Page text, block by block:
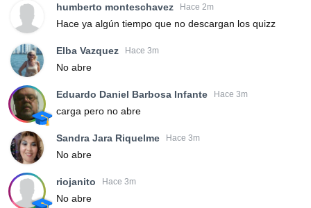
humberto monteschavez Hace 2m
Hace ya algún tiempo que no descargan los quizz
Elba Vazquez Hace 3m
No abre
Eduardo Daniel Barbosa Infante Hace 3m
carga pero no abre
Sandra Jara Riquelme Hace 3m
No abre
riojanito Hace 3m
No abre